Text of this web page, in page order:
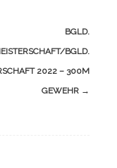
BGLD.
BGLD.
2022 – 300M
GEWEHR →